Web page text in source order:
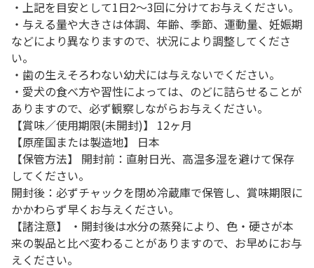
・上記を目安として1日2～3回に分けてお与えください。
・与える量や大きさは体調、年齢、季節、運動量、妊娠期
などにより異なりますので、状況により調整してくださ
い。
・歯の生えそろわない幼犬には与えないでください。
・愛犬の食べ方や習性によっては、のどに詰らせることが
ありますので、必ず観察しながらお与えください。
【賞味／使用期限(未開封)】 12ヶ月
【原産国または製造地】 日本
【保管方法】 開封前：直射日光、高温多湿を避けて保存
してください。
開封後：必ずチャックを閉め冷蔵庫で保管し、賞味期限に
かかわらず早くお与えください。
【諸注意】 ・開封後は水分の蒸発により、色・硬さが本
来の製品と比べ変わることがありますので、お早めにお与
えください。